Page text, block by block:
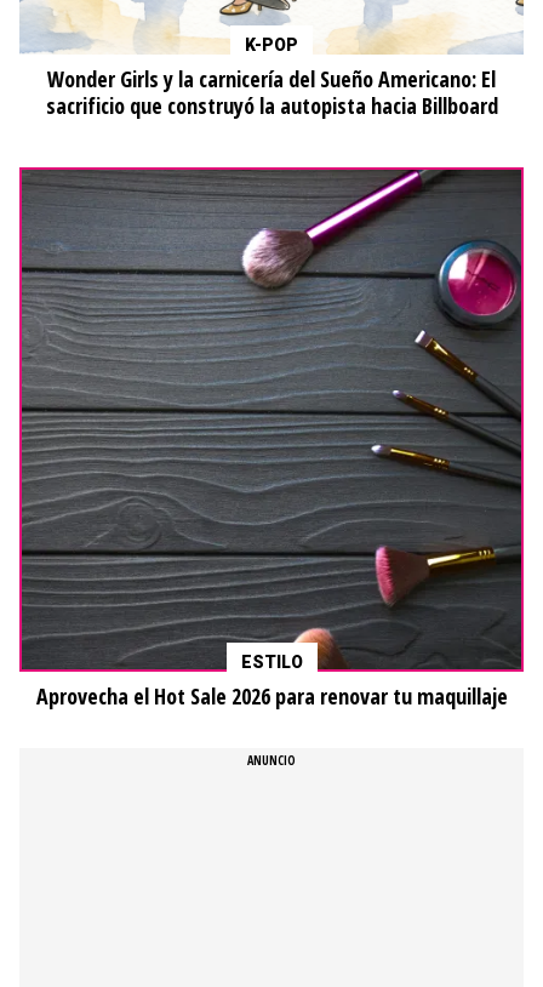
K-POP
Wonder Girls y la carnicería del Sueño Americano: El
sacrificio que construyó la autopista hacia Billboard
ESTILO
Aprovecha el Hot Sale 2026 para renovar tu maquillaje